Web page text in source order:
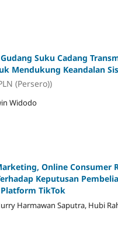
Suku Cadang
Mendukung Keandalan
(Persero))
Widodo
Online Consumer
Keputusan
TikTok
Harmawan Saputra, Hubi